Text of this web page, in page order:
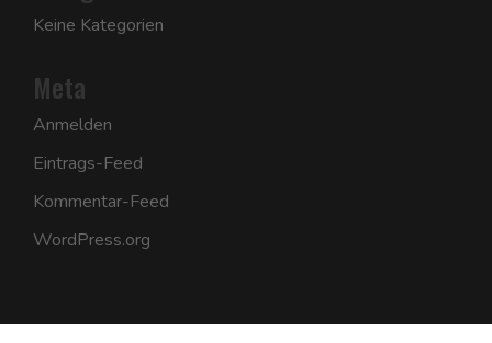
Keine Kategorien
Meta
Anmelden
Eintrags-Feed
Kommentar-Feed
WordPress.org